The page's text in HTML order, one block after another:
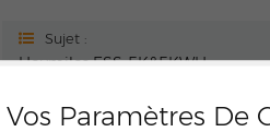
Vos Paramètres De
Sujet :
Hoymiles ESS-5K&5KWH